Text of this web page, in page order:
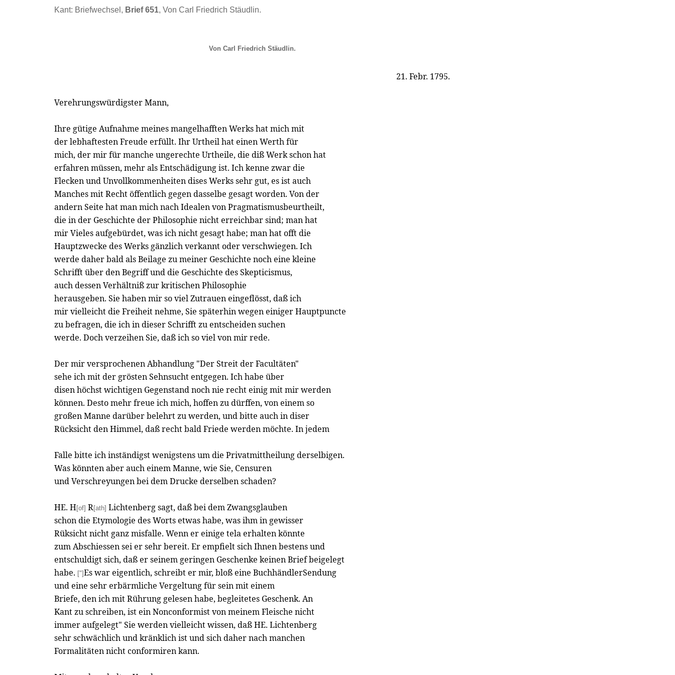
Kant: Briefwechsel, Brief 651, Von Carl Friedrich Stäudlin.
Von Carl Friedrich Stäudlin.
21. Febr. 1795.
Verehrungswürdigster Mann,
Ihre gütige Aufnahme meines mangelhafften Werks hat mich mit
der lebhaftesten Freude erfüllt. Ihr Urtheil hat einen Werth für
mich, der mir für manche ungerechte Urtheile, die diß Werk schon hat
erfahren müssen, mehr als Entschädigung ist. Ich kenne zwar die
Flecken und Unvollkommenheiten dises Werks sehr gut, es ist auch
Manches mit Recht öffentlich gegen dasselbe gesagt worden. Von der
andern Seite hat man mich nach Idealen von Pragmatismusbeurtheilt,
die in der Geschichte der Philosophie nicht erreichbar sind; man hat
mir Vieles aufgebürdet, was ich nicht gesagt habe; man hat offt die
Hauptzwecke des Werks gänzlich verkannt oder verschwiegen. Ich
werde daher bald als Beilage zu meiner Geschichte noch eine kleine
Schrifft über den Begriff und die Geschichte des Skepticismus,
auch dessen Verhältniß zur kritischen Philosophie
herausgeben. Sie haben mir so viel Zutrauen eingeflösst, daß ich
mir vielleicht die Freiheit nehme, Sie späterhin wegen einiger Hauptpuncte
zu befragen, die ich in dieser Schrifft zu entscheiden suchen
werde. Doch verzeihen Sie, daß ich so viel von mir rede.
Der mir versprochenen Abhandlung "Der Streit der Facultäten"
sehe ich mit der grösten Sehnsucht entgegen. Ich habe über
disen höchst wichtigen Gegenstand noch nie recht einig mit mir werden
können. Desto mehr freue ich mich, hoffen zu dürffen, von einem so
großen Manne darüber belehrt zu werden, und bitte auch in diser
Rücksicht den Himmel, daß recht bald Friede werden möchte. In jedem
Falle bitte ich inständigst wenigstens um die Privatmittheilung derselbigen.
Was könnten aber auch einem Manne, wie Sie, Censuren
und Verschreyungen bei dem Drucke derselben schaden?
HE. H [of] R[ath] Lichtenberg sagt, daß bei dem Zwangsglauben
schon die Etymologie des Worts etwas habe, was ihm in gewisser
Rüksicht nicht ganz misfalle. Wenn er einige tela erhalten könnte
zum Abschiessen sei er sehr bereit. Er empfielt sich Ihnen bestens und
entschuldigt sich, daß er seinem geringen Geschenke keinen Brief beigelegt
habe. ["]Es war eigentlich, schreibt er mir, bloß eine BuchhändlerSendung
und eine sehr erbärmliche Vergeltung für sein mit einem
Briefe, den ich mit Rührung gelesen habe, begleitetes Geschenk. An
Kant zu schreiben, ist ein Nonconformist von meinem Fleische nicht
immer aufgelegt" Sie werden vielleicht wissen, daß HE. Lichtenberg
sehr schwächlich und kränklich ist und sich daher nach manchen
Formalitäten nicht conformiren kann.